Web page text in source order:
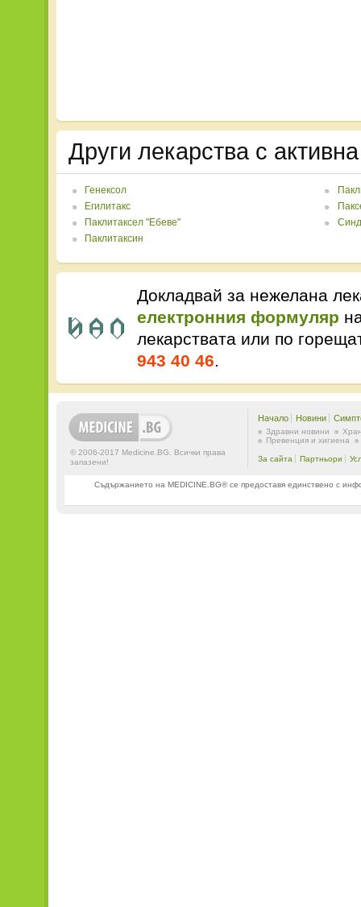
Други лекарства с
Генексол
Егилитакс
Паклитаксел "Ебеве"
Паклитаксин
Докладвай за нежелана
електронния формуляр
лекарствата или по
943 40 46.
© 2006-2017 Medicine.BG. Всички права
запазени!
Начало Новини
Здравни новини
Превенция и хигиена
За сайта Партньори
Съдържанието на MEDICINE.BG® се предоставя единствено с